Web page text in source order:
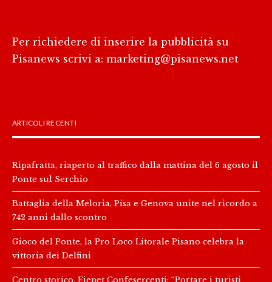
Per richiedere di inserire la pubblicità su
Pisanews scrivi a: marketing@pisanews.net
ARTICOLI RECENTI
Ripafratta, riaperto al traffico dalla mattina del 6 agosto il
Ponte sul Serchio
Battaglia della Meloria, Pisa e Genova unite nel ricordo a
742 anni dallo scontro
Gioco del Ponte, la Pro Loco Litorale Pisano celebra la
vittoria dei Delfini
Centro storico, Fiepet Confesercenti: “Portare i turisti